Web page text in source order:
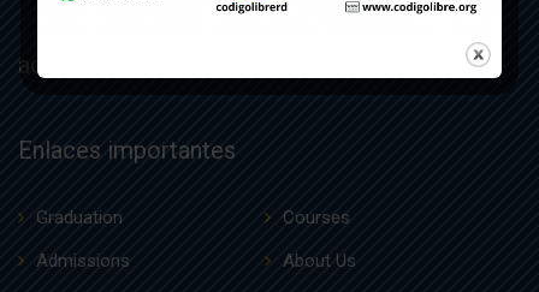
ad:
Enlaces importantes
Graduation
Courses
Admissions
About Us